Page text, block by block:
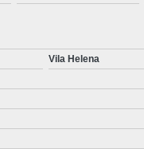
Vila Helena